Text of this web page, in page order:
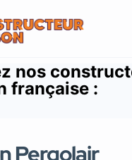
nos
française :
Pergolair